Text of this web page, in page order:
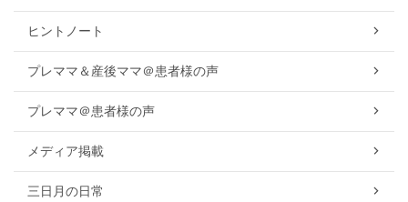
ヒントノート
プレママ＆産後ママ＠患者様の声
プレママ＠患者様の声
メディア掲載
三日月の日常